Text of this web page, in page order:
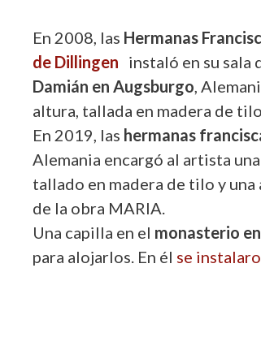
En 2008, las Hermanas
de Dillingen instaló en su sala
Damián en Augsburgo,
altura, tallada en madera de
En 2019, las hermanas
Alemania encargó al artista
tallado en madera de tilo y
de la obra MARIA.
Una capilla en el monasterio
para alojarlos. En él se